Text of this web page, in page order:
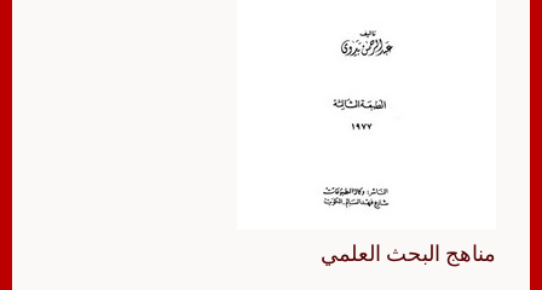
مناهج البحث العلمي